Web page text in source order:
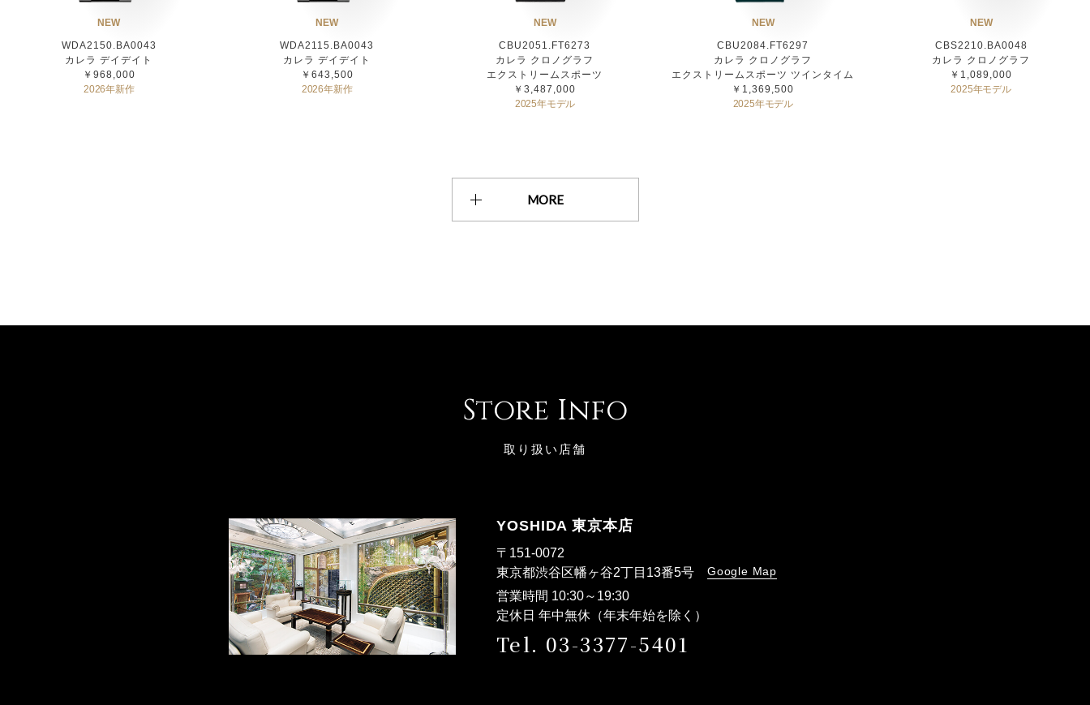
NEW
WDA2150.BA0043
カレラ デイデイト
￥968,000
2026年新作
NEW
WDA2115.BA0043
カレラ デイデイト
￥643,500
2026年新作
NEW
CBU2051.FT6273
カレラ クロノグラフ
エクストリームスポーツ
￥3,487,000
2025年モデル
NEW
CBU2084.FT6297
カレラ クロノグラフ
エクストリームスポーツ ツインタイム
￥1,369,500
2025年モデル
NEW
CBS2210.BA0048
カレラ クロノグラフ
￥1,089,000
2025年モデル
MORE
Store Info
取り扱い店舗
YOSHIDA 東京本店
〒151-0072
東京都渋谷区幡ヶ谷2丁目13番5号 Google Map
営業時間 10:30～19:30
定休日 年中無休（年末年始を除く）
Tel. 03-3377-5401